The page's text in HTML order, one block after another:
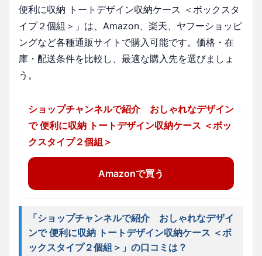
便利に収納 トートデザイン収納ケース ＜ボックスタ
イプ２個組＞」は、Amazon、楽天、ヤフーショッピ
ングなど各種通販サイトで購入可能です。価格・在
庫・配送条件を比較し、最適な購入先を選びましょ
う。
ショップチャンネルで紹介 おしゃれなデザイン
で 便利に収納 トートデザイン収納ケース ＜ボッ
クスタイプ２個組＞
Amazonで買う
「ショップチャンネルで紹介 おしゃれなデザイ
ンで 便利に収納 トートデザイン収納ケース ＜ボ
ックスタイプ２個組＞」の口コミは？